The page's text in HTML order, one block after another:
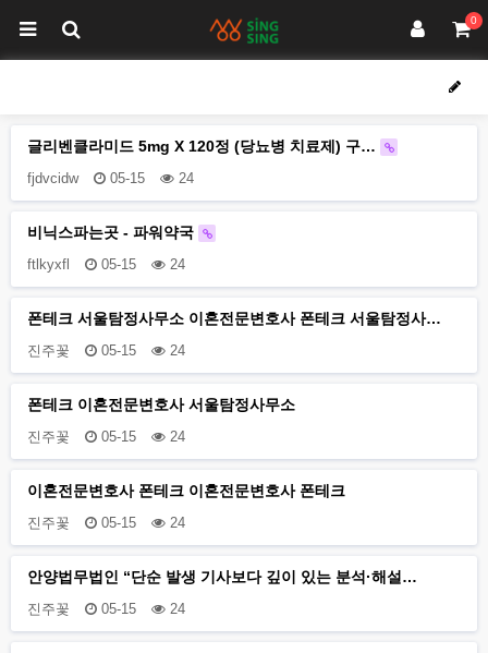
0
글리벤클라미드 5mg X 120정 (당뇨병 치료제) 구…
fjdvcidw 05-15 24
비닉스파는곳 - 파워약국
ftlkyxfl 05-15 24
폰테크 서울탐정사무소 이혼전문변호사 폰테크 서울탐정사…
진주꽃 05-15 24
폰테크 이혼전문변호사 서울탐정사무소
진주꽃 05-15 24
이혼전문변호사 폰테크 이혼전문변호사 폰테크
진주꽃 05-15 24
안양법무법인 “단순 발생 기사보다 깊이 있는 분석·해설…
진주꽃 05-15 24